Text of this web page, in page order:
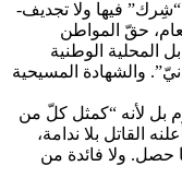
“شِرك” فيها ولا تجديف-
حقّ المواطن
المحلية الوطنية
والشهادة المسيحية
بل لأنه “كمثل كلّ من
القاتل بلا ندامة،
حصل. ولا فائدة من